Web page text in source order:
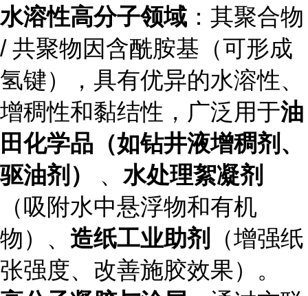
水溶性高分子领域 ：其聚合物
/ 共聚物因含酰胺基（可形成
氢键），具有优异的水溶性、
增稠性和黏结性，广泛用于油
田化学品（如钻井液增稠剂、
驱油剂）
、 水处理絮凝剂
（吸附水中悬浮物和有机
物）、 造纸工业助剂
（增强纸
张强度、改善施胶效果）。